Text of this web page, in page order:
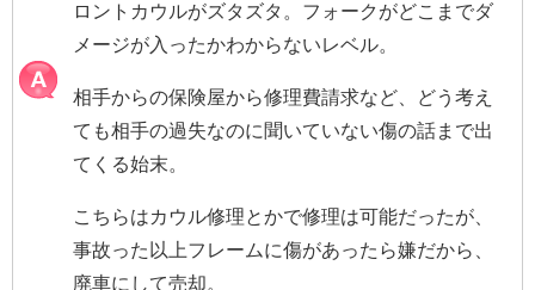
ロントカウルがズタズタ。フォークがどこまでダ
メージが入ったかわからないレベル。
相手からの保険屋から修理費請求など、どう考え
ても相手の過失なのに聞いていない傷の話まで出
てくる始末。
こちらはカウル修理とかで修理は可能だったが、
事故った以上フレームに傷があったら嫌だから、
廃車にして売却。